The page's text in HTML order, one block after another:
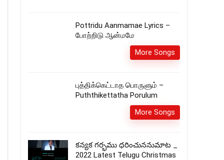
Pottridu Aanmamae Lyrics –
போற்றிடு ஆன்மமே
More Songs
புத்திக்கெட்டாத பொருளும் –
Puththikettatha Porulum
More Songs
కన్యక గర్భము ధరించుననుమాట _
2022 Latest Telugu Christmas